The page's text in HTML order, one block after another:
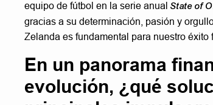
equipo de fútbol en la serie anual State of
gracias a su determinación, pasión y
Zelanda es fundamental para nuestro éxito
En un panorama
evolución, ¿qué